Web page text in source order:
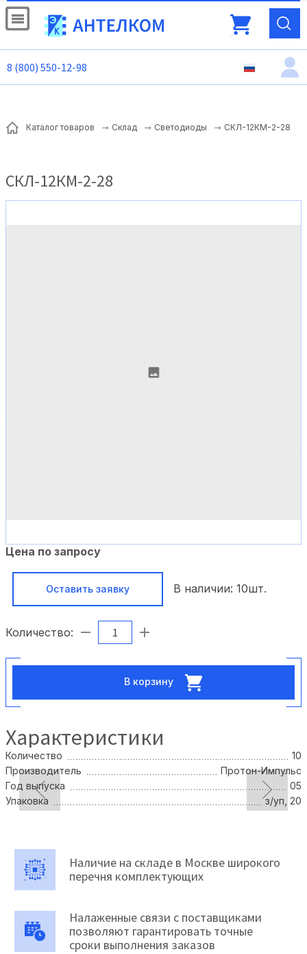
8 (800) 550-12-98
Каталог товаров Склад Светодиоды СКЛ-12КМ-2-28
СКЛ-12КМ-2-28
Цена по запросу
Оставить заявку В наличии: 10шт.
Количество:
В корзину
Характеристики
Количество
10
Производитель
Протон-Импульс
Год выпуска
05
Упаковка
з/уп, 20
Наличие на складе в Москве широкого
перечня комплектующих
Налаженные связи с поставщиками
позволяют гарантировать точные
сроки выполнения заказов